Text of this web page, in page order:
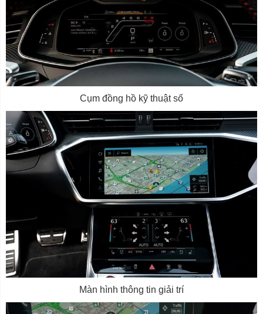
Cụm đồng hồ kỹ thuật số
Màn hình thông tin giải trí